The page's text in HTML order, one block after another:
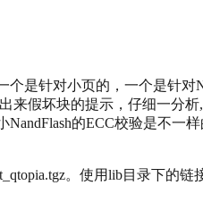
是针对小页的，一个是针对
假坏块的提示，仔细一分析
的ECC校验是不一
。使用lib目录下的链